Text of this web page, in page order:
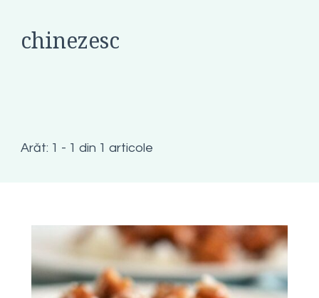
chinezesc
Arăt: 1 - 1 din 1 articole